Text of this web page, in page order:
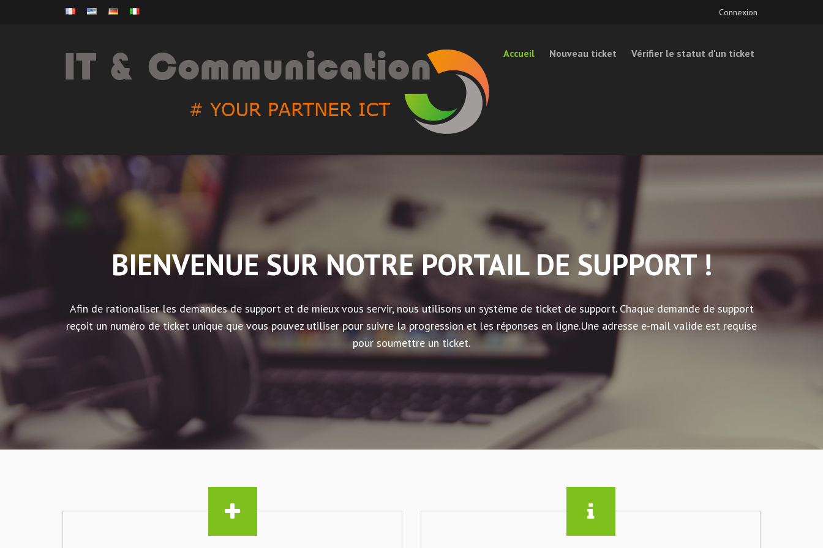
Connexion
Accueil Nouveau ticket Vérifier le statut d'un ticket
BIENVENUE SUR NOTRE PORTAIL DE SUPPORT !
Afin de rationaliser les demandes de support et de mieux vous servir, nous utilisons un système de ticket de support. Chaque demande de support
reçoit un numéro de ticket unique que vous pouvez utiliser pour suivre la progression et les réponses en ligne.Une adresse e-mail valide est requise
pour soumettre un ticket.